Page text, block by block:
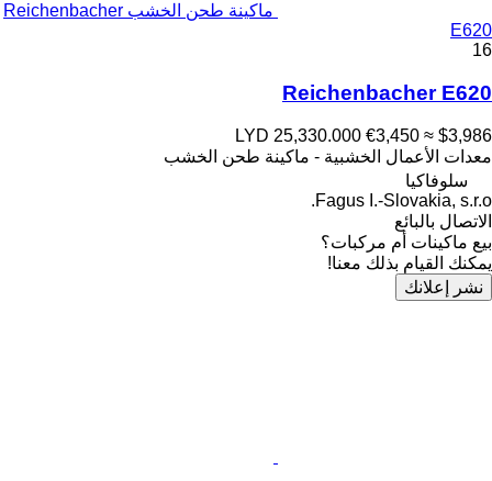
ماكينة طحن الخشب Reichenbacher
E620
16
Reichenbacher E620
LYD 25,330.000 €3,450 ≈ $3,986
معدات الأعمال الخشبية - ماكينة طحن الخشب
سلوفاكيا
Fagus I.-Slovakia, s.r.o.
الاتصال بالبائع
بيع ماكينات أم مركبات؟
يمكنك القيام بذلك معنا!
نشر إعلانك